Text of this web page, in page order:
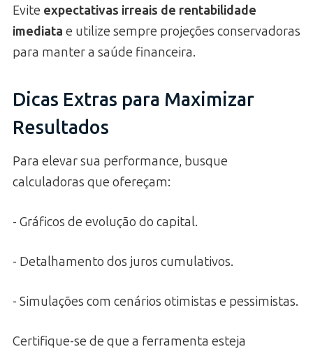
Evite expectativas irreais de rentabilidade
imediata e utilize sempre projeções conservadoras
para manter a saúde financeira.
Dicas Extras para Maximizar
Resultados
Para elevar sua performance, busque
calculadoras que ofereçam:
- Gráficos de evolução do capital.
- Detalhamento dos juros cumulativos.
- Simulações com cenários otimistas e pessimistas.
Certifique-se de que a ferramenta esteja